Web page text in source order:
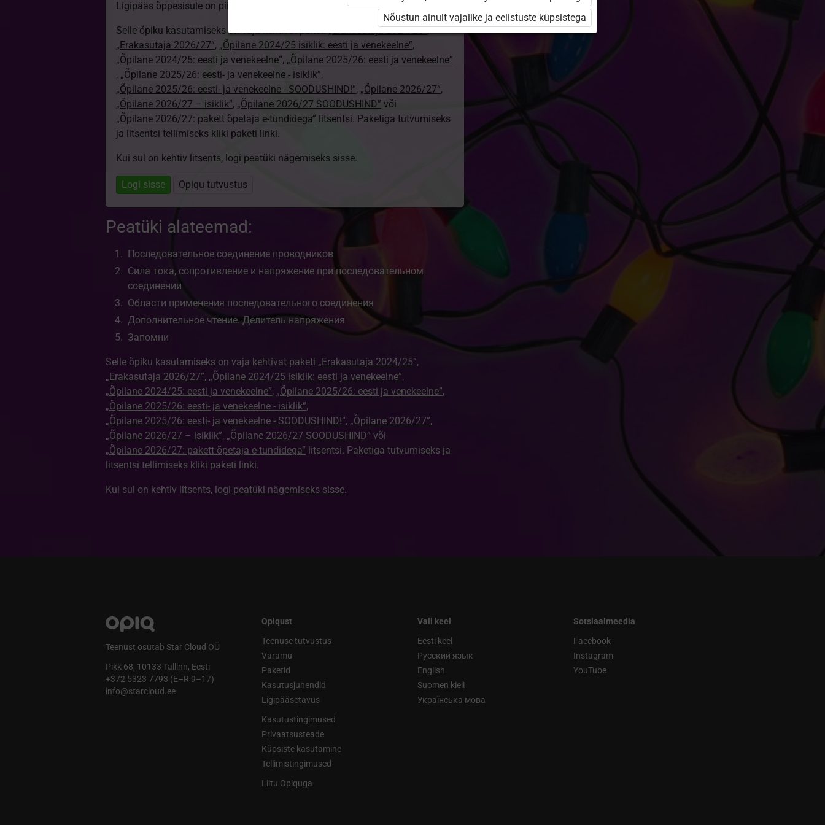
Ligipääs õppesisule on piiratud. Sa ei ole Opiqusse sisse logitud.
Selle õpiku kasutamiseks on vaja kehtivat paketi„Erakasutaja 2024/25”,
„Erakasutaja 2026/27”, „Õpilane 2024/25 isiklik: eesti ja venekeelne”,
„Õpilane 2024/25: eesti ja venekeelne”, „Õpilane 2025/26: eesti ja venekeelne”
, „Õpilane 2025/26: eesti- ja venekeelne - isiklik”,
„Õpilane 2025/26: eesti- ja venekeelne - SOODUSHIND!”, „Õpilane 2026/27”,
„Õpilane 2026/27 – isiklik”, „Õpilane 2026/27 SOODUSHIND” või
„Õpilane 2026/27: pakett õpetaja e-tundidega” litsentsi. Paketiga tutvumiseks
ja litsentsi tellimiseks kliki paketi linki.
Kui sul on kehtiv litsents, logi peatüki nägemiseks sisse.
Logi sisse Opiqu tutvustus
Peatüki alateemad:
Последовательное соединение проводников
Сила тока, сопротивление и напряжение при последовательном
соединении
Области применения последовательного соединения
Дополнительное чтение. Делитель напряжения
Запомни
Selle õpiku kasutamiseks on vaja kehtivat paketi „Erakasutaja 2024/25”,
„Erakasutaja 2026/27”, „Õpilane 2024/25 isiklik: eesti ja venekeelne”,
„Õpilane 2024/25: eesti ja venekeelne”, „Õpilane 2025/26: eesti ja venekeelne”,
„Õpilane 2025/26: eesti- ja venekeelne - isiklik”,
„Õpilane 2025/26: eesti- ja venekeelne - SOODUSHIND!”, „Õpilane 2026/27”,
„Õpilane 2026/27 – isiklik”, „Õpilane 2026/27 SOODUSHIND” või
„Õpilane 2026/27: pakett õpetaja e-tundidega” litsentsi. Paketiga tutvumiseks ja
litsentsi tellimiseks kliki paketi linki.
Kui sul on kehtiv litsents, logi peatüki nägemiseks sisse.
Teenust osutab Star Cloud OÜ
Pikk 68, 10133 Tallinn, Eesti
+372 5323 7793 (E–R 9–17)
info@starcloud.ee
Opiqust
Teenuse tutvustus
Varamu
Paketid
Kasutusjuhendid
Ligipääsetavus
Kasutustingimused
Privaatsusteade
Küpsiste kasutamine
Tellimistingimused
Liitu Opiquga
Vali keel
Eesti keel
Русский язык
English
Suomen kieli
Українська мова
Sotsiaalmeedia
Facebook
Instagram
YouTube
Nõustun ainult vajalike ja eelistuste küpsistega